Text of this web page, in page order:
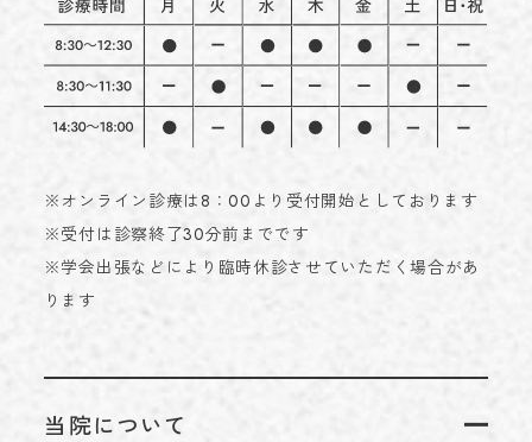
※オンライン診療は8：00より受付開始としております
※受付は診察終了30分前までです
※学会出張などにより臨時休診させていただく場合があ
ります
当院について